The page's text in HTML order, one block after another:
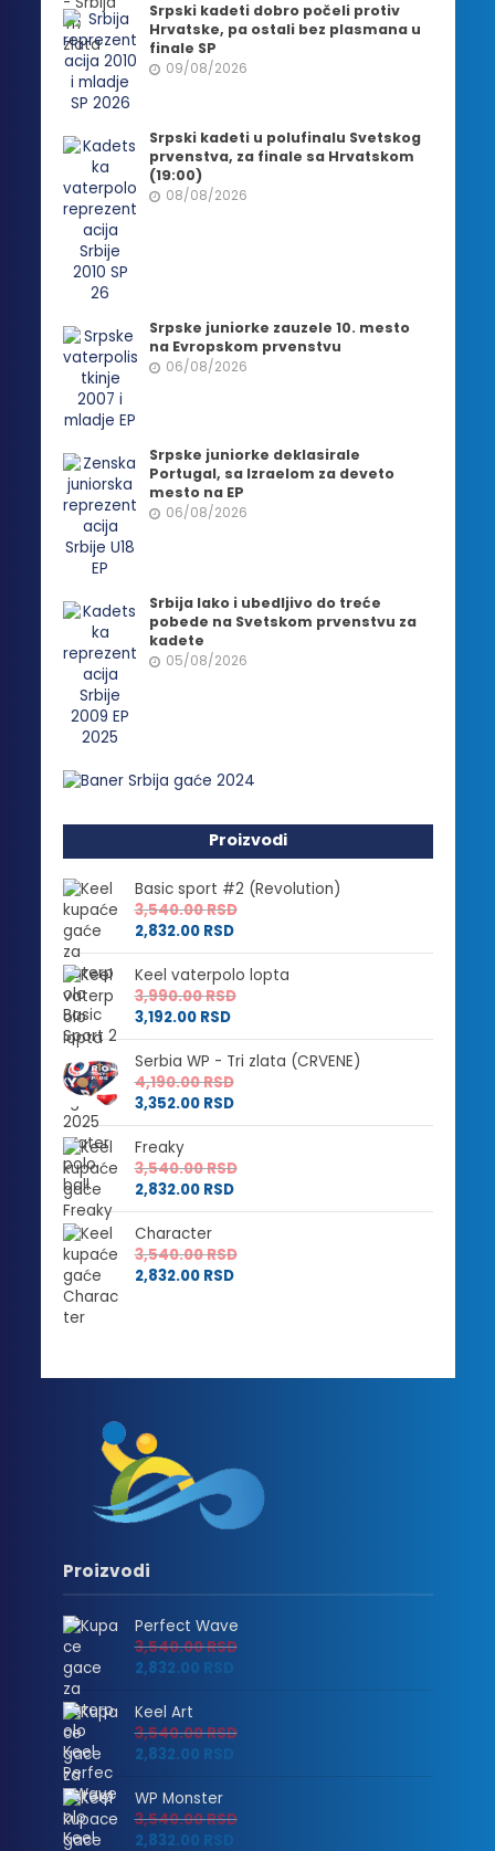
Srpski kadeti dobro počeli protiv
Hrvatske, pa ostali bez plasmana u
finale SP
09/08/2026
Srpski kadeti u polufinalu Svetskog
prvenstva, za finale sa Hrvatskom
(19:00)
08/08/2026
Srpske juniorke zauzele 10. mesto
na Evropskom prvenstvu
06/08/2026
Srpske juniorke deklasirale
Portugal, sa Izraelom za deveto
mesto na EP
06/08/2026
Srbija lako i ubedljivo do treće
pobede na Svetskom prvenstvu za
kadete
05/08/2026
Proizvodi
Basic sport #2 (Revolution)
3,540.00RSD
2,832.00 RSD
Keel vaterpolo lopta
3,990.00RSD
3,192.00 RSD
Serbia WP - Tri zlata (CRVENE)
4,190.00RSD
3,352.00 RSD
Freaky
3,540.00RSD
2,832.00 RSD
Character
3,540.00RSD
2,832.00 RSD
Proizvodi
Perfect Wave
3,540.00RSD
2,832.00 RSD
Keel Art
3,540.00RSD
2,832.00 RSD
WP Monster
3,540.00RSD
2,832.00 RSD